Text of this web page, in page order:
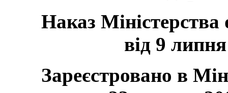
Наказ
від 9
Зареєстровано в